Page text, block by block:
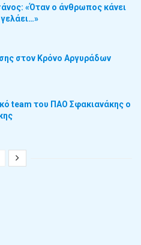
«Όταν ο άνθρωπος κάνει
στον Κρόνο Αργυράδων
team του ΠΑΟ Σφακιανάκης ο